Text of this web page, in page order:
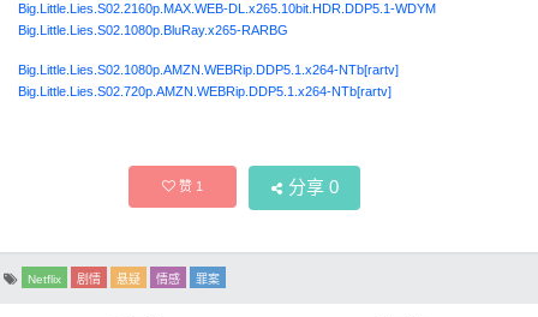
Big.Little.Lies.S02.2160p.MAX.WEB-DL.x265.10bit.HDR.DDP5.1-WDYM
Big.Little.Lies.S02.1080p.BluRay.x265-RARBG
Big.Little.Lies.S02.1080p.AMZN.WEBRip.DDP5.1.x264-NTb[rartv]
Big.Little.Lies.S02.720p.AMZN.WEBRip.DDP5.1.x264-NTb[rartv]
赞1 分享 0
Netflix 剧情 悬疑 情感 罪案